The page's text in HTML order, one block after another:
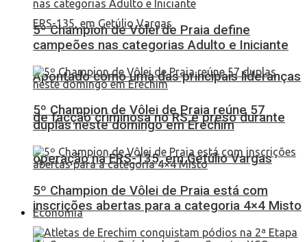
Apontado como uma das principais lideranças
de facção criminosa no RS é preso durante
operação na ERS-135, em Getúlio Vargas
Economia
5º Champion de Vôlei de Praia define
campeões nas categorias Adulto e Iniciante
5º Champion de Vôlei de Praia reúne 57
duplas neste domingo em Erechim
5º Champion de Vôlei de Praia está com
inscrições abertas para a categoria 4×4 Misto